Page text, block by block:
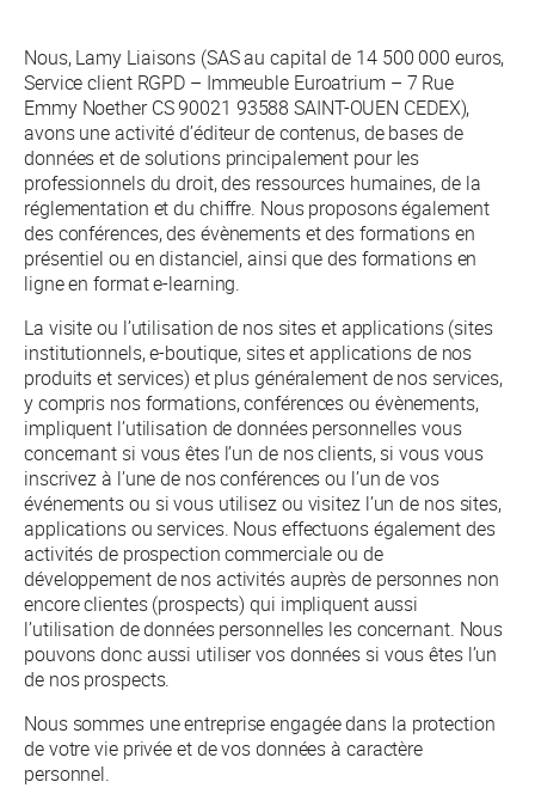
Nous, Lamy Liaisons (SAS au capital de 14 500 000 euros,
Service client RGPD – Immeuble Euroatrium – 7 Rue
Emmy Noether CS 90021 93588 SAINT-OUEN CEDEX),
avons une activité d’éditeur de contenus, de bases de
données et de solutions principalement pour les
professionnels du droit, des ressources humaines, de la
réglementation et du chiffre. Nous proposons également
des conférences, des évènements et des formations en
présentiel ou en distanciel, ainsi que des formations en
ligne en format e-learning.
La visite ou l’utilisation de nos sites et applications (sites
institutionnels, e-boutique, sites et applications de nos
produits et services) et plus généralement de nos services,
y compris nos formations, conférences ou évènements,
impliquent l’utilisation de données personnelles vous
concernant si vous êtes l’un de nos clients, si vous vous
inscrivez à l’une de nos conférences ou l’un de vos
événements ou si vous utilisez ou visitez l’un de nos sites,
applications ou services. Nous effectuons également des
activités de prospection commerciale ou de
développement de nos activités auprès de personnes non
encore clientes (prospects) qui impliquent aussi
l’utilisation de données personnelles les concernant. Nous
pouvons donc aussi utiliser vos données si vous êtes l’un
de nos prospects.
Nous sommes une entreprise engagée dans la protection
de votre vie privée et de vos données à caractère
personnel.